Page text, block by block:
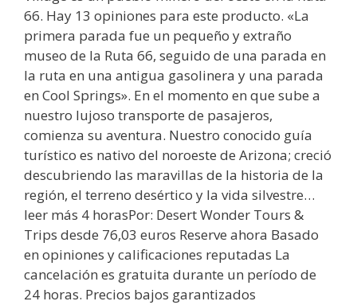
66. Hay 13 opiniones para este producto. «La
primera parada fue un pequeño y extraño
museo de la Ruta 66, seguido de una parada en
la ruta en una antigua gasolinera y una parada
en Cool Springs». En el momento en que sube a
nuestro lujoso transporte de pasajeros,
comienza su aventura. Nuestro conocido guía
turístico es nativo del noroeste de Arizona; creció
descubriendo las maravillas de la historia de la
región, el terreno desértico y la vida silvestre…
leer más 4 horasPor: Desert Wonder Tours &
Trips desde 76,03 euros Reserve ahora Basado
en opiniones y calificaciones reputadas La
cancelación es gratuita durante un período de
24 horas. Precios bajos garantizados